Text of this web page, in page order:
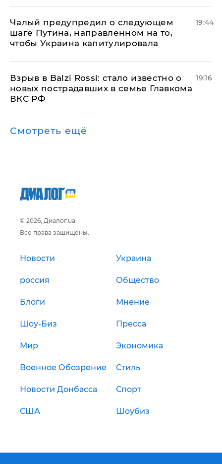
Чалый предупредил о следующем
шаге Путина, направленном на то,
чтобы Украина капитулировала
19:44
Взрыв в Balzi Rossi: стало известно о
новых пострадавших в семье Главкома
ВКС РФ
19:16
Смотреть ещё
© 2026, Диалог.ua
Все права защищены.
Новости Украина
россия Общество
Блоги Мнение
Шоу-Биз Пресса
Мир Экономика
Военное Обозрение Стиль
Новости Донбасса Спорт
США Шоубиз